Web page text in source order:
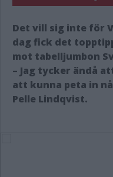
Det vill sig inte för
dag fick det
mot tabelljumbon
– Jag tycker ändå
att kunna peta in
Pelle Lindqvist.